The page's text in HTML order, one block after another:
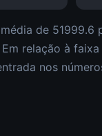
de 51999.6
Em relação à faixa
nos